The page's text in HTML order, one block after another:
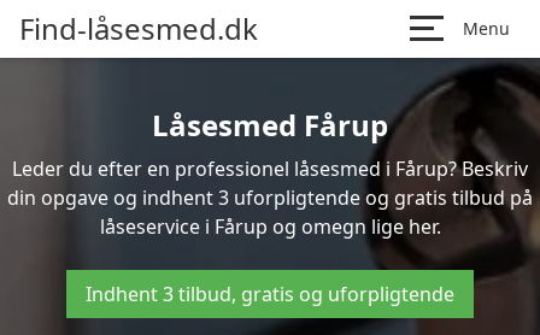
Find-låsesmed.dk Menu
Låsesmed Fårup
Leder du efter en professionel låsesmed i Fårup? Beskriv
din opgave og indhent 3 uforpligtende og gratis tilbud på
låseservice i Fårup og omegn lige her.
Indhent 3 tilbud, gratis og uforpligtende